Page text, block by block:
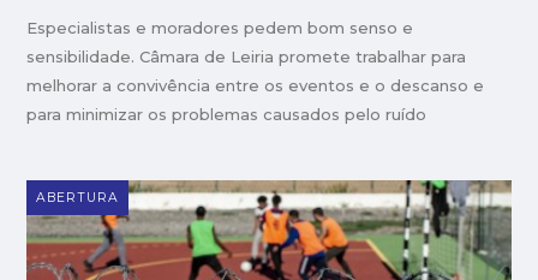
Especialistas e moradores pedem bom senso e
sensibilidade. Câmara de Leiria promete trabalhar para
melhorar a convivência entre os eventos e o descanso e
para minimizar os problemas causados pelo ruído
ABERTURA